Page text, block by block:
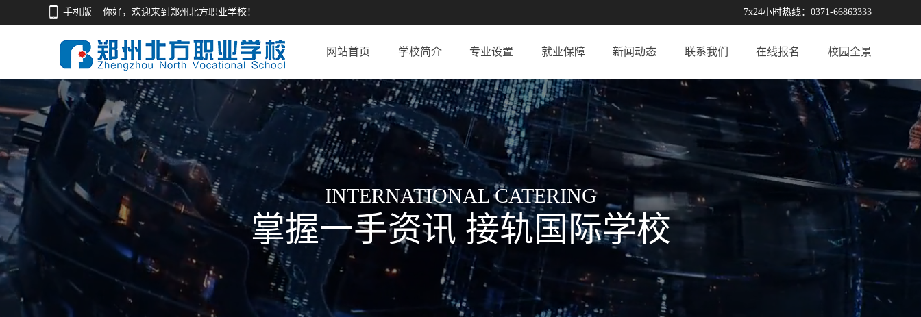
手机版 你好，欢迎来到郑州北方职业学校！ 7x24小时热线：0371-66863333
网站首页 学校简介 专业设置 就业保障 新闻动态 联系我们 在线报名 校园全景
INTERNATIONAL CATERING
掌握一手资讯 接轨国际学校